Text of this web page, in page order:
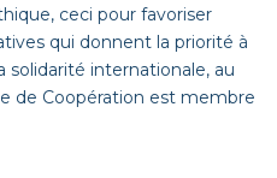
ceci pour favoriser
qui donnent la priorité à
solidarité internationale, au
de Coopération est membre